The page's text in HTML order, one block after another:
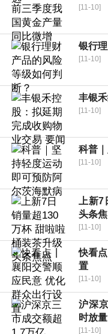
[11-10]
银行
[11-10]
丰银
[11-10]
科普
[11-10]
上新
头条
[11-10]
快看
置
[11-10]
沪深
时放
[11-10]